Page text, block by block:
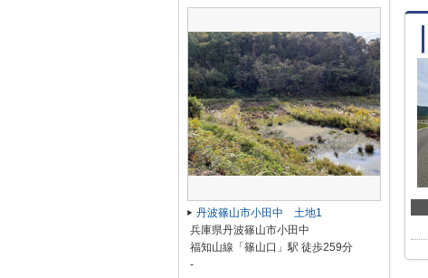
丹波篠山市小田中 土地1
兵庫県丹波篠山市小田中
福知山線「篠山口」駅 徒歩259分
-